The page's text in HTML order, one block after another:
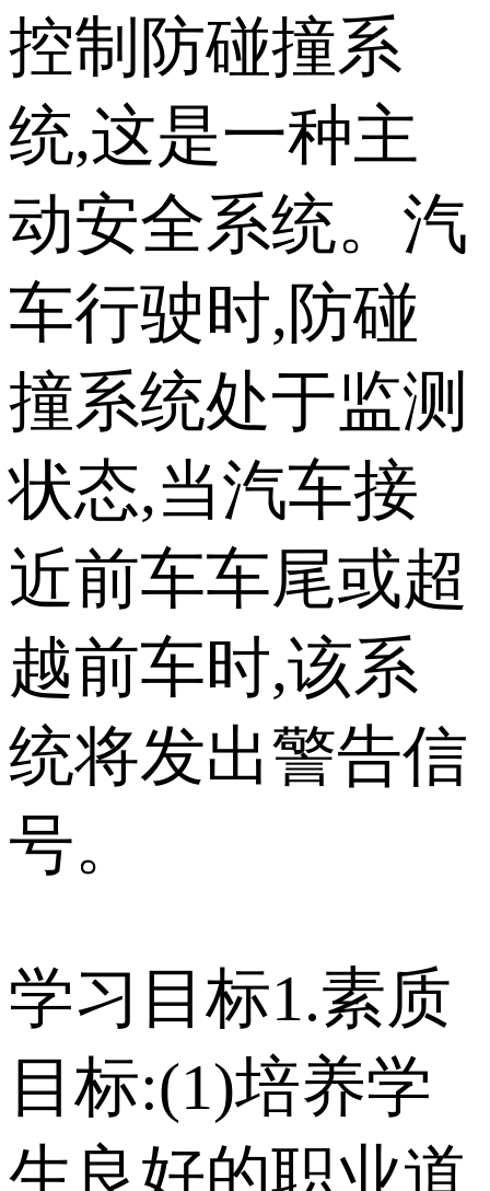
控制防碰撞系
统,这是一种主
动安全系统。汽
车行驶时,防碰
撞系统处于监测
状态,当汽车接
近前车车尾或超
越前车时,该系
统将发出警告信
号。
学习目标1.素质
目标:(1)培养学
生良好的职业道